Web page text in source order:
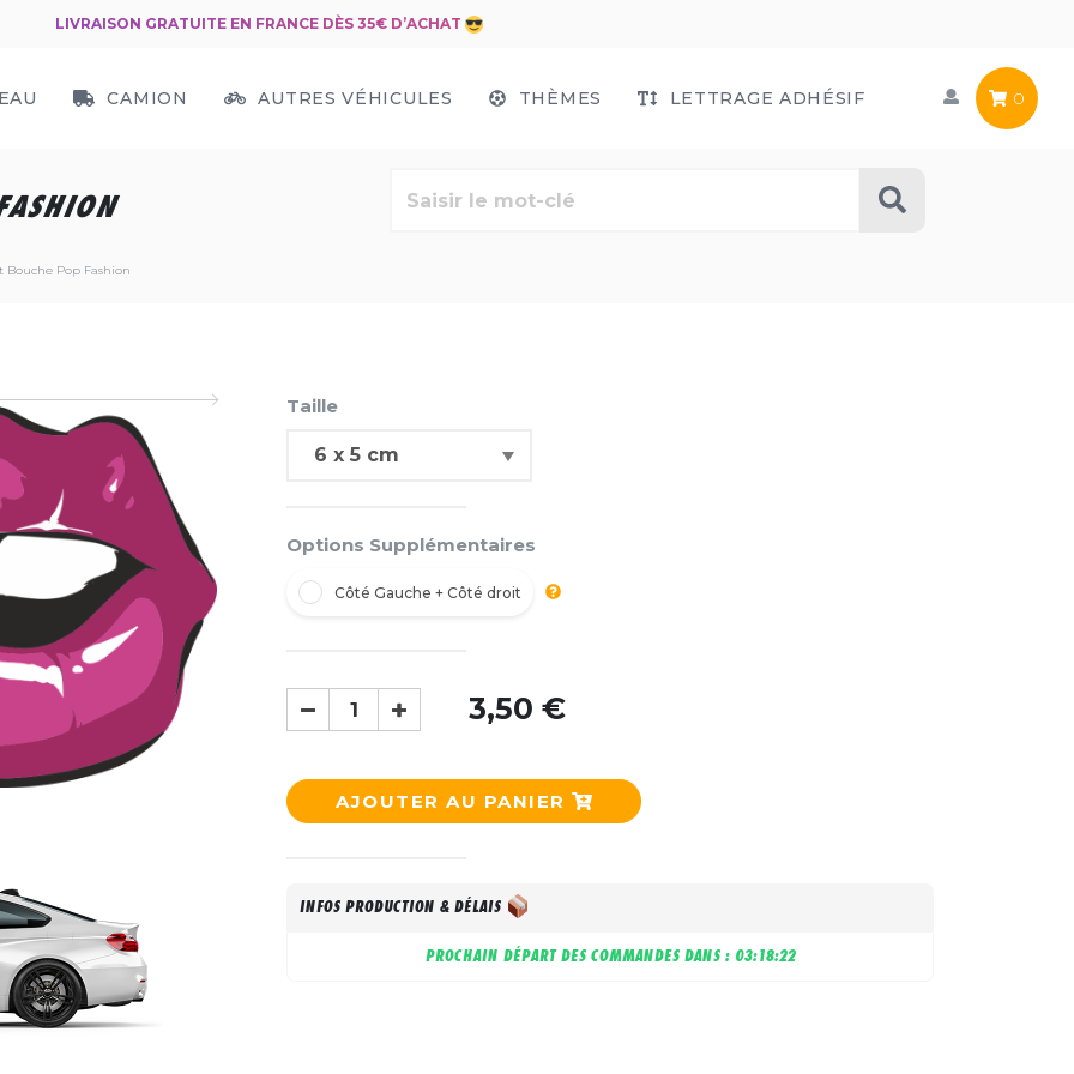
LIVRAISON GRATUITE EN FRANCE DÈS 35€ D’ACHAT
CAMION AUTRES VÉHICULES THÈMES LETTRAGE ADHÉSIF 0
Bouche Pop Fashion
Taille
Options Supplémentaires
Côté Gauche + Côté droit
3,50 €
AJOUTER AU PANIER
INFOS PRODUCTION & DÉLAIS
PROCHAIN DÉPART DES COMMANDES DANS : 03:18:21